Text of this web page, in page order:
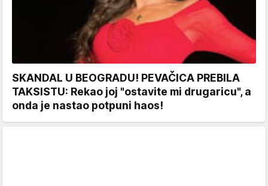
SKANDAL U BEOGRADU! PEVAČICA PREBILA
TAKSISTU: Rekao joj "ostavite mi drugaricu", a
onda je nastao potpuni haos!